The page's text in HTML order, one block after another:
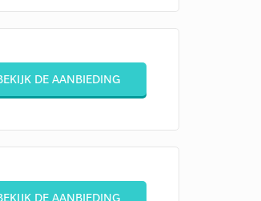
DE AANBIEDING
DE AANBIEDING